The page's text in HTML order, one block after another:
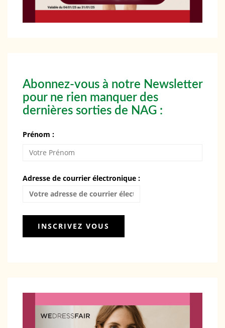
Abonnez-vous à notre Newsletter
pour ne rien manquer des
dernières sorties de NAG :
Prénom :
Adresse de courrier électronique :